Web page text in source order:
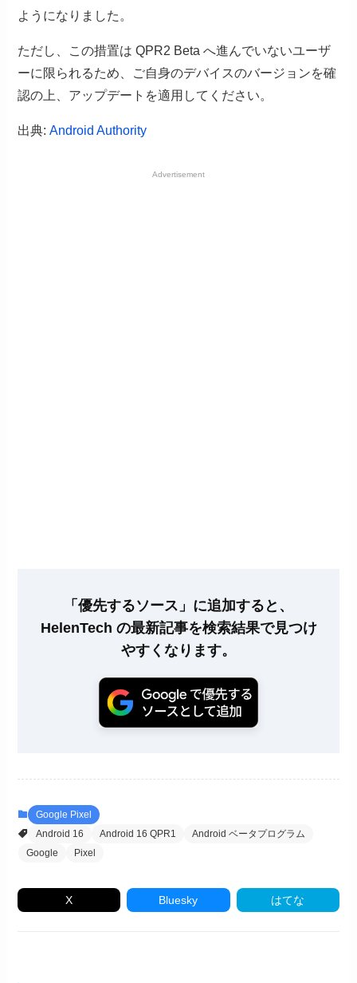
ようになりました。
ただし、この措置は QPR2 Beta へ進んでいないユーザ
ーに限られるため、ご自身のデバイスのバージョンを確
認の上、アップデートを適用してください。
出典:Android Authority
Advertisement
「優先するソース」に追加すると、
HelenTech の最新記事を検索結果で見つけ
やすくなります。
Google Pixel
Android 16
Android 16 QPR1
Android ベータプログラム
Google
Pixel
X Bluesky はてな